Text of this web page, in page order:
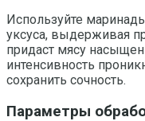
Используйте
уксуса, выдерживая
придаст мясу
интенсивность
сохранить сочность.
Параметры